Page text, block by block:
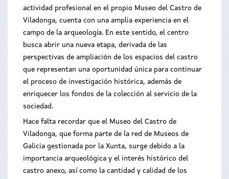
actividad profesional en el propio Museo del Castro de
Viladonga, cuenta con una amplia experiencia en el
campo de la arqueología. En este sentido, el centro
busca abrir una nueva etapa, derivada de las
perspectivas de ampliación de los espacios del castro
que representan una oportunidad única para continuar
el proceso de investigación histórica, además de
enriquecer los fondos de la colección al servicio de la
sociedad.
Hace falta recordar que el Museo del Castro de
Viladonga, que forma parte de la red de Museos de
Galicia gestionada por la Xunta, surge debido a la
importancia arqueológica y el interés histórico del
castro anexo, así como la cantidad y calidad de los